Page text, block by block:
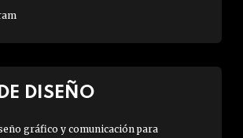
DISEÑO
gráfico y comunicación para